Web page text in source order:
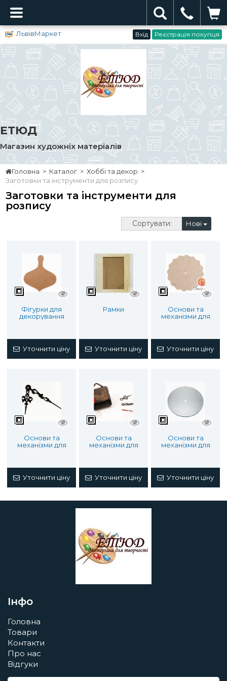
Вхід Реєстрація покупця
ЛьвівМаркет
ЕТЮД
Магазин художніх матеріалів
Головна > Каталог > Хоббі та декор >
Заготовки та інструменти для розпису
Заготовки та інструменти для
розпису
Сортувати: Нові
Фігурки для
декорування
Уточнити ціну
Рамки
Уточнити ціну
Основи та
механізми для
Уточнити ціну
Основи та
механізми для
Уточнити ціну
Основи та
механізми для
Уточнити ціну
Основи та
механізми для
Уточнити ціну
Інфо
Головна
Товари
Контакти
Про нас
Відгуки